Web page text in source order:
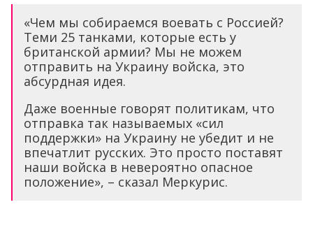
«Чем мы собираемся воевать с Россией?
Теми 25 танками, которые есть у
британской армии? Мы не можем
отправить на Украину войска, это
абсурдная идея.
Даже военные говорят политикам, что
отправка так называемых «сил
поддержки» на Украину не убедит и не
впечатлит русских. Это просто поставят
наши войска в невероятно опасное
положение», – сказал Меркурис.